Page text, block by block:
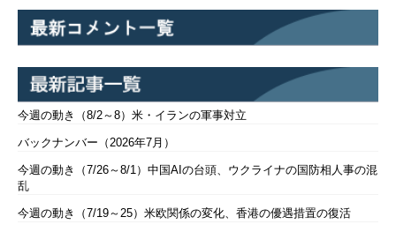
今週の動き（8/2～8）米・イランの軍事対立
バックナンバー（2026年7月）
今週の動き（7/26～8/1）中国AIの台頭、ウクライナの国防相人事の混
乱
今週の動き（7/19～25）米欧関係の変化、香港の優遇措置の復活